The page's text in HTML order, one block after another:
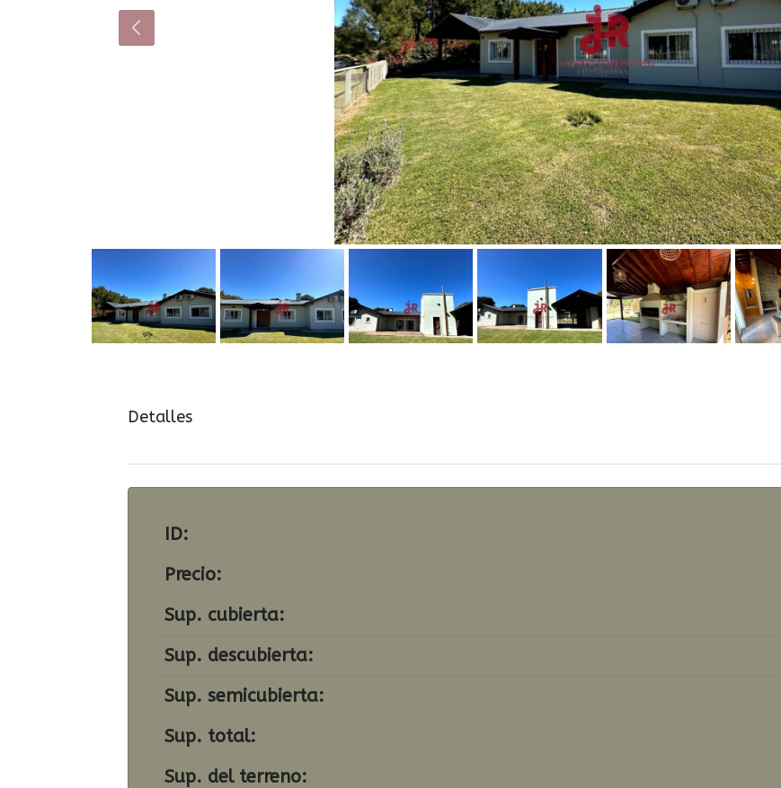
Detalles
ID:
Precio:
Sup. cubierta:
Sup. descubierta:
Sup. semicubierta:
Sup. total:
Sup. del terreno: